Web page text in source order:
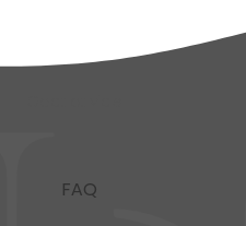
FAQ